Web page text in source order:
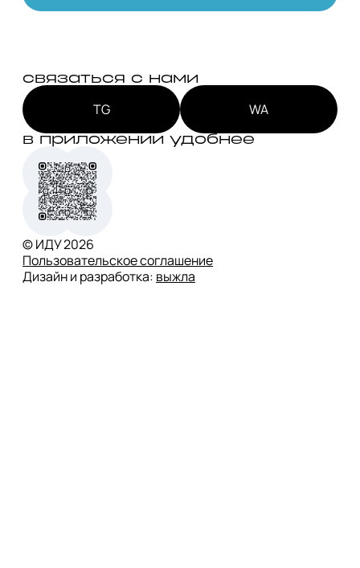
связаться с нами
TG WA
в приложении удобнее
© ИДУ2026
Пользовательское соглашение
Дизайн и разработка: выжла